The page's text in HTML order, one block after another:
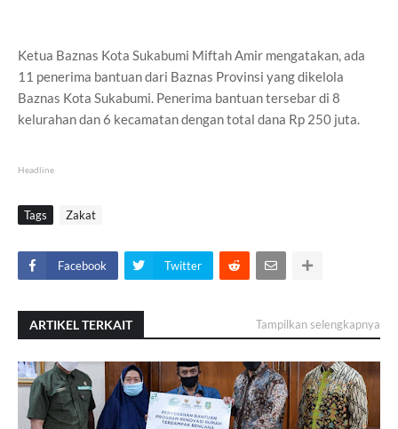
Ketua Baznas Kota Sukabumi Miftah Amir mengatakan, ada
11 penerima bantuan dari Baznas Provinsi yang dikelola
Baznas Kota Sukabumi. Penerima bantuan tersebar di 8
kelurahan dan 6 kecamatan dengan total dana Rp 250 juta.
Headline
Tags Zakat
Facebook Twitter
ARTIKEL TERKAIT Tampilkan selengkapnya